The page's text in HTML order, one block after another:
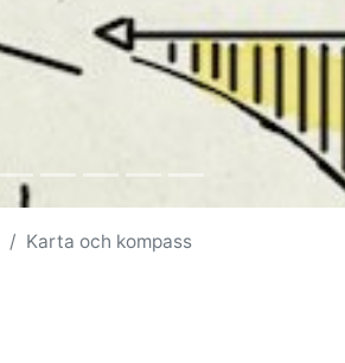
Karta och kompass